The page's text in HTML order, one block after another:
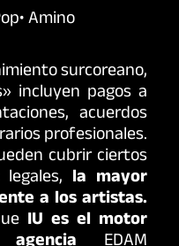
surcoreano,
incluyen pagos a
acuerdos
profesionales.
cubrir ciertos
la mayor
a los artistas.
IU es el motor